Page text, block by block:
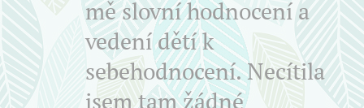
mě slovní hodnocení a
vedení dětí k
sebehodnocení. Necítila
jsem tam žádné